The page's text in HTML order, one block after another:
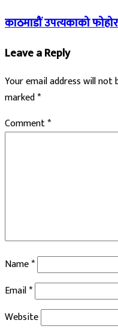
काठमाडौं उपत्यकाको
Leave a Reply
Your email address will not
marked*
Comment*
Name*
Email*
Website